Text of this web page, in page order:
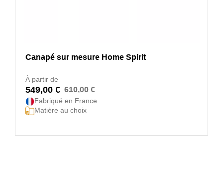
Canapé sur mesure Home Spirit
À partir de
549,00 € 610,00 €
Fabriqué en France
Matière au choix